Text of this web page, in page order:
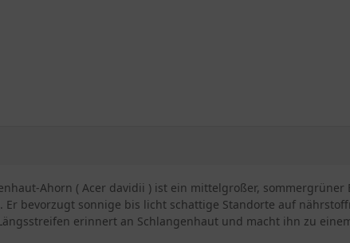
Ahorn ( Acer davidii ) ist ein mittelgroßer,
bevorzugt sonnige bis licht schattige Standorte auf
erinnert an Schlangenhaut und macht ihn zu